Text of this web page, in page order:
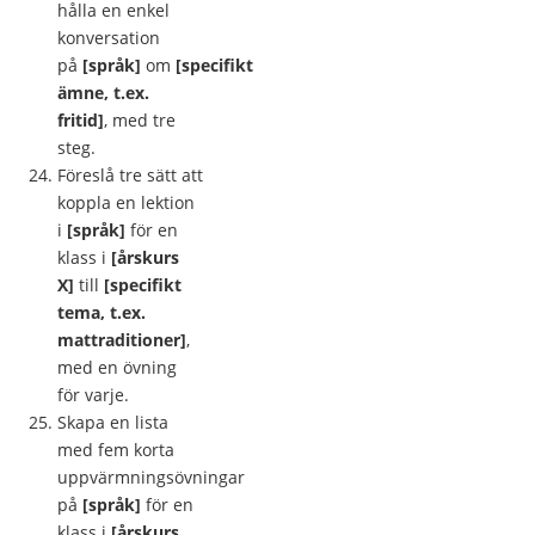
hålla en enkel
konversation
på [språk] om [specifikt
ämne, t.ex.
fritid], med tre
steg.
Föreslå tre sätt att
koppla en lektion
i [språk] för en
klass i [årskurs
X] till [specifikt
tema, t.ex.
mattraditioner],
med en övning
för varje.
Skapa en lista
med fem korta
uppvärmningsövningar
på [språk] för en